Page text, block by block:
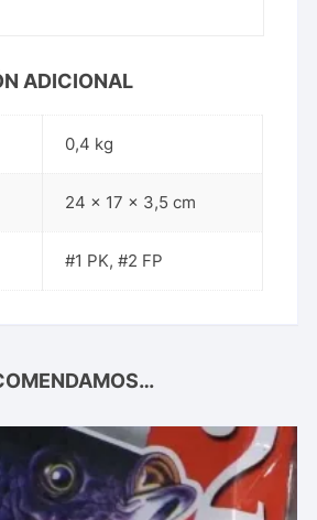
ADICIONAL
0,4 kg
24 × 17 × 3,5 cm
#1 PK, #2 FP